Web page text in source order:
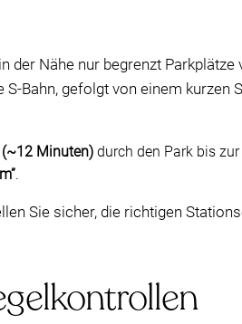
Nähe nur begrenzt Parkplätze
Bahn, gefolgt von einem kurzen
Minuten) durch den Park bis zur
.
Sie sicher, die richtigen